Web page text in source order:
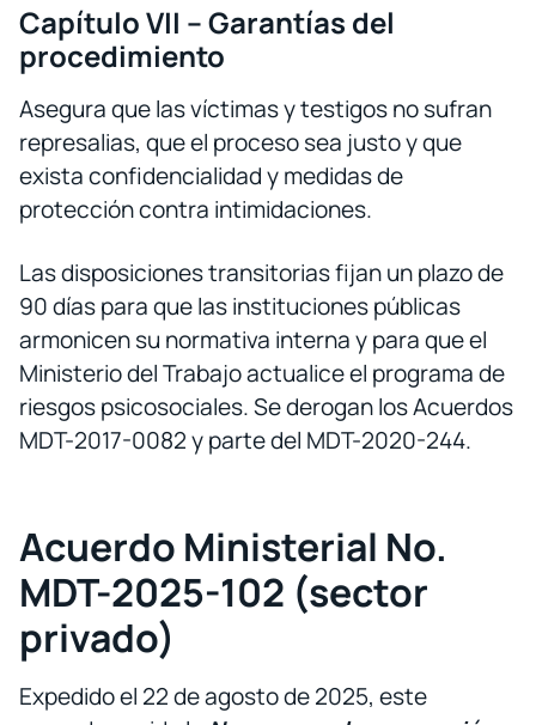
Capítulo VII – Garantías del
procedimiento
Asegura que las víctimas y testigos no sufran
represalias, que el proceso sea justo y que
exista confidencialidad y medidas de
protección contra intimidaciones.
Las disposiciones transitorias fijan un plazo de
90 días para que las instituciones públicas
armonicen su normativa interna y para que el
Ministerio del Trabajo actualice el programa de
riesgos psicosociales. Se derogan los Acuerdos
MDT-2017-0082 y parte del MDT-2020-244.
Acuerdo Ministerial No.
MDT-2025-102 (sector
privado)
Expedido el 22 de agosto de 2025, este